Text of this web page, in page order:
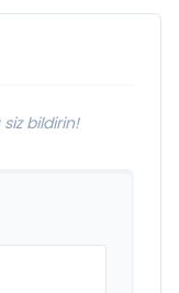
bildirin!